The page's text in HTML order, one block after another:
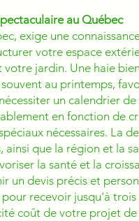
au Québec
exige une
votre espace
jardin. Une haie
au printemps,
un calendrier
en fonction de
nécessaires. La
que la région et la
la santé et la
un devis précis et
recevoir jusqu'à
coût de votre projet